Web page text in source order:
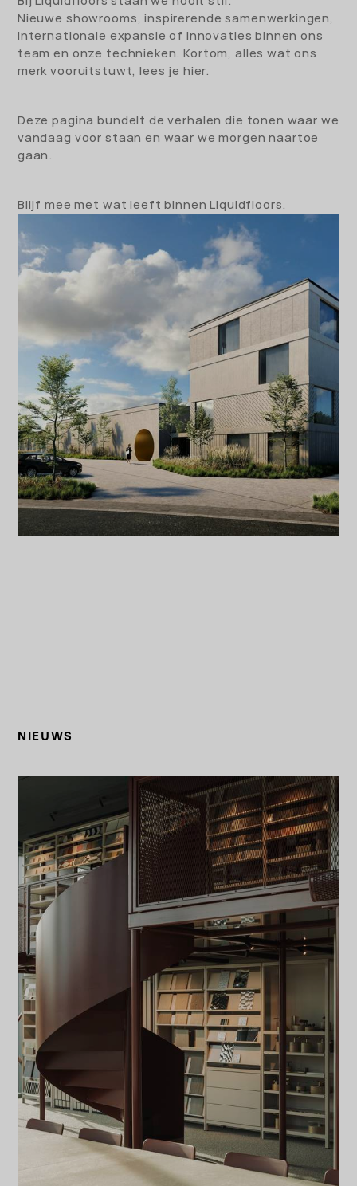
Nieuwe showrooms, inspirerende samenwerkingen,
internationale expansie of innovaties binnen ons
team en onze technieken. Kortom, alles wat ons
merk vooruitstuwt, lees je hier.
Deze pagina bundelt de verhalen die tonen waar we
vandaag voor staan en waar we morgen naartoe
gaan.
Blijf mee met wat leeft binnen Liquidfloors.
NIEUWS